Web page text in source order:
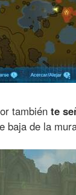
también te
baja de la